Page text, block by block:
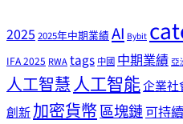
20252025年中期業績AI Bybit
IFA 2025 RWAtags 中國 中期業績 亞
人工智慧人工智能企業社
創新加密貨幣區塊鏈可持